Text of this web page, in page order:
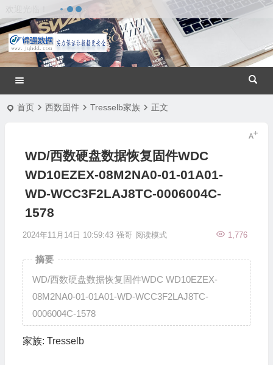
首页 西数固件 Tresselb家族 正文
WD/西数硬盘数据恢复固件WDC
WD10EZEX-08M2NA0-01-01A01-
WD-WCC3F2LAJ8TC-0006004C-
1578
2024年11月14日 10:59:43 强哥 1,776
阅读模式
摘要
WD/西数硬盘数据恢复固件WDC WD10EZEX-
08M2NA0-01-01A01-WD-WCC3F2LAJ8TC-
0006004C-1578
家族: Tresselb